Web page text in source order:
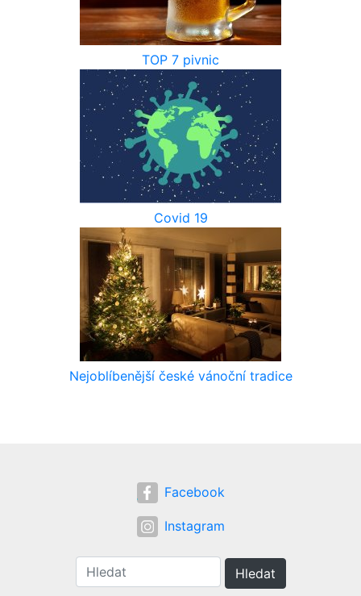
TOP 7 pivnic
Covid 19
Nejoblíbenější české vánoční tradice
Facebook
Instagram
Hledat